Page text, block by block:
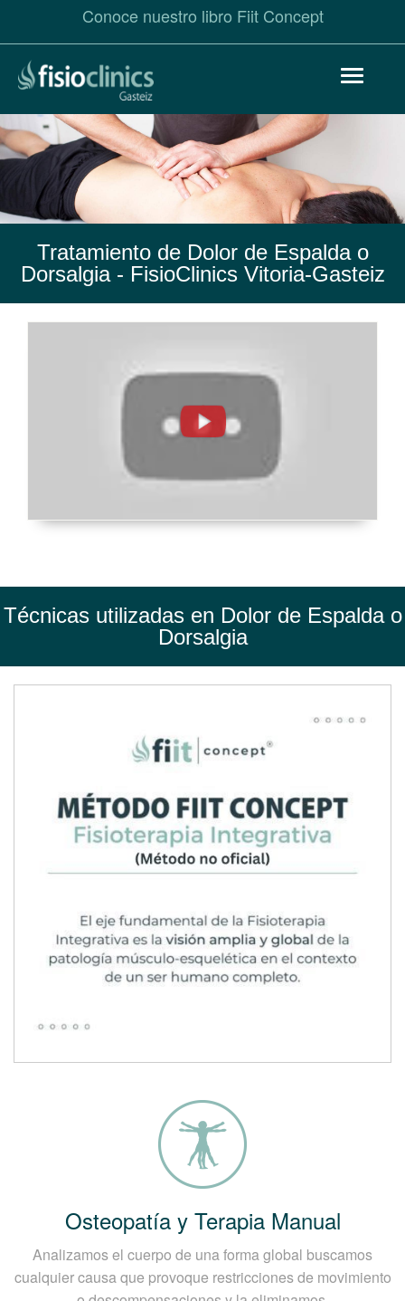
Pasar
contenido
principal
Conoce nuestro libro Fiit Concept
Toggle
Tratamiento de Dolor de Espalda o
Dorsalgia- FisioClinics Vitoria-Gasteiz
Espalda
Dorsalgia.
Tratamiento
de
FisioClinics
Vitoria,
Gasteiz
Técnicas utilizadas en Dolor de Espalda o
Dorsalgia
Osteopatía y Terapia Manual
Analizamos el cuerpo de una forma global buscamos
cualquier causa que provoque restricciones de movimiento